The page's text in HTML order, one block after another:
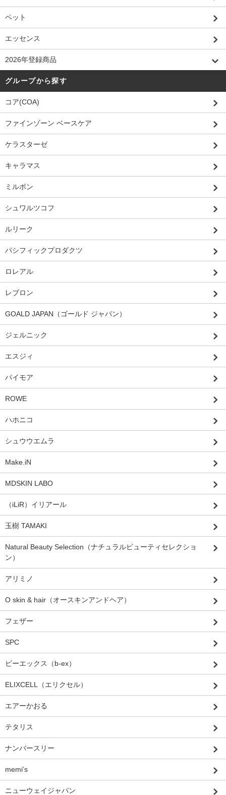
ペット
エッセンス
2026年登録商品
グループから探す
コア(COA)
ファインゾーン ベースケア
ケラスターゼ
キャラマス
ミルボン
シュワルツコフ
ルリーク
パシフィックプロダクツ
ロレアル
レブロン
GOALD JAPAN（ゴールド ジャパン）
ジェルニック
エスジィ
パイモア
ROWE
ハホニコ
シュウウエムラ
Make.iN
MDSKIN LABO
（iLiR）イリアール
玉樹 TAMAKI
Natural Beauty Selection（ナチュラルビューティセレクショ
ン）
アリミノ
O skin & hair（オースキンアンドヘア）
フェザー
SPC
ビーエックス（b-ex）
ELIXCELL（エリクセル）
エアーかおる
テタリス
ナンバースリー
memi’s
ニューウェイジャパン